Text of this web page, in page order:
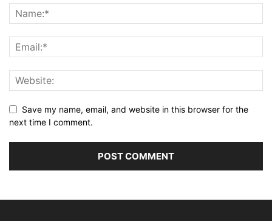
Save my name, email, and website in this browser for the
next time I comment.